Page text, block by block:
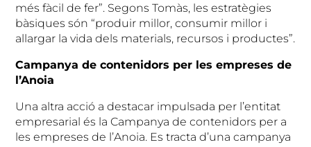
més fàcil de fer”. Segons Tomàs, les estratègies
bàsiques són “produir millor, consumir millor i
allargar la vida dels materials, recursos i productes”.
Campanya de contenidors per les empreses de
l’Anoia
Una altra acció a destacar impulsada per l’entitat
empresarial és la Campanya de contenidors per a
les empreses de l’Anoia. Es tracta d’una campanya